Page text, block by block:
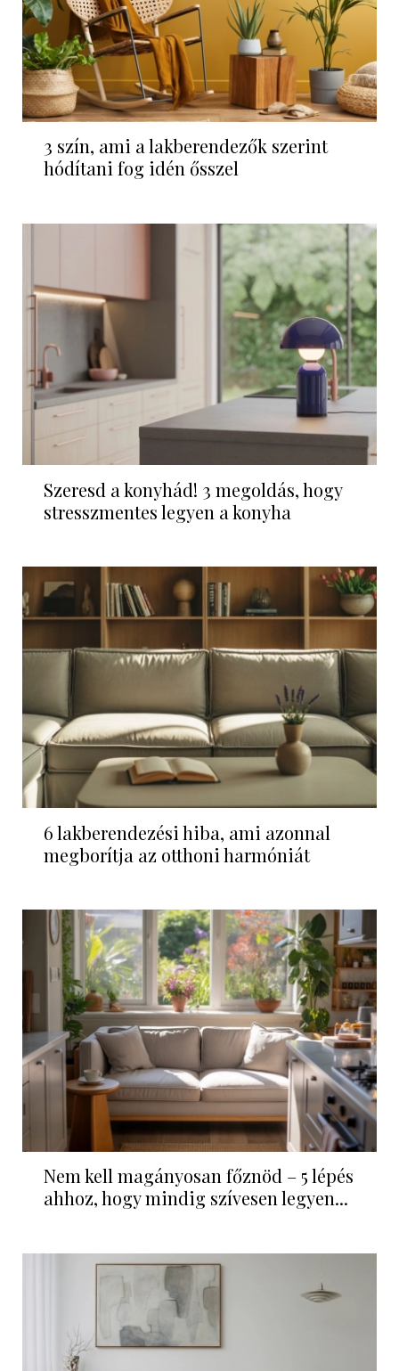
3 szín, ami a lakberendezők szerint
hódítani fog idén ősszel
Szeresd a konyhád! 3 megoldás, hogy
stresszmentes legyen a konyha
6 lakberendezési hiba, ami azonnal
megborítja az otthoni harmóniát
Nem kell magányosan főznöd – 5 lépés
ahhoz, hogy mindig szívesen legyen...